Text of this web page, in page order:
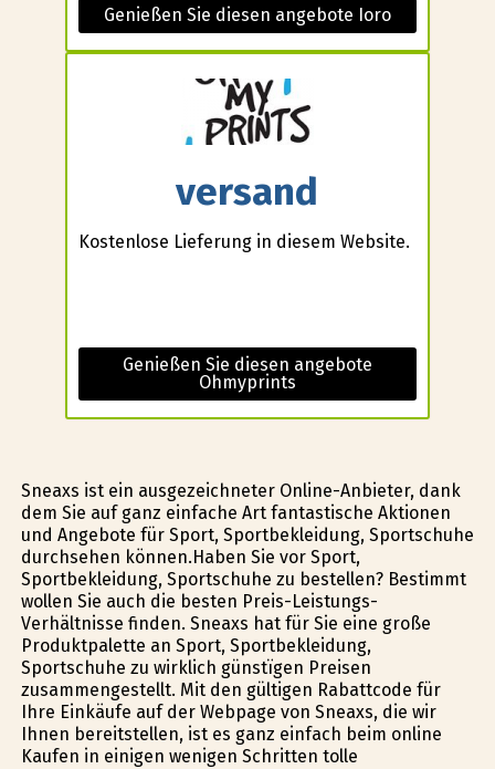
Genießen Sie diesen angebote Ioro
versand
Kostenlose Lieferung in diesem Website.
Genießen Sie diesen angebote
Ohmyprints
Sneaxs ist ein ausgezeichneter Online-Anbieter, dank
dem Sie auf ganz einfache Art fantastische Aktionen
und Angebote für Sport, Sportbekleidung, Sportschuhe
durchsehen können.Haben Sie vor Sport,
Sportbekleidung, Sportschuhe zu bestellen? Bestimmt
wollen Sie auch die besten Preis-Leistungs-
Verhältnisse finden. Sneaxs hat für Sie eine große
Produktpalette an Sport, Sportbekleidung,
Sportschuhe zu wirklich günstïgen Preisen
zusammengestellt. Mit den gültigen Rabattcode für
Ihre Einkäufe auf der Webpage von Sneaxs, die wir
Ihnen bereitstellen, ist es ganz einfach beim online
Kaufen in einigen wenigen Schritten tolle